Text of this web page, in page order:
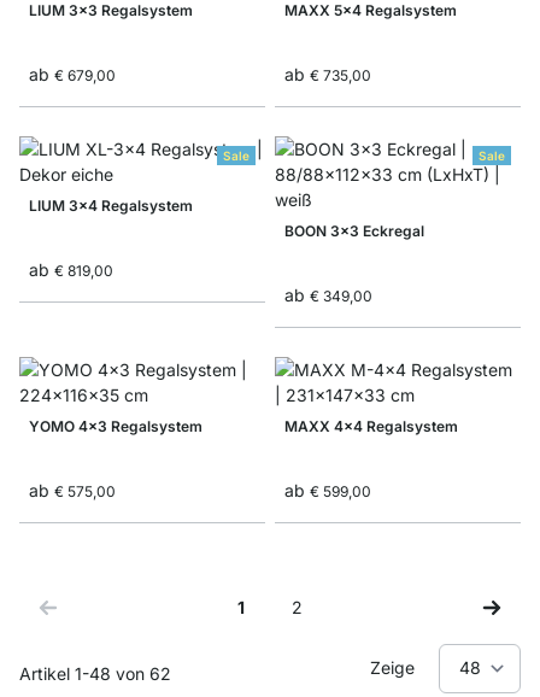
LIUM 3x3 Regalsystem
ab € 679,00
MAXX 5x4 Regalsystem
ab € 735,00
Sale
LIUM 3x4 Regalsystem
ab € 819,00
Sale
BOON 3x3 Eckregal
ab € 349,00
YOMO 4x3 Regalsystem
ab € 575,00
MAXX 4x4 Regalsystem
ab € 599,00
Artikel 1-48 von 62
Sie lesen gerade Seite
1
Seite
2
Zeige